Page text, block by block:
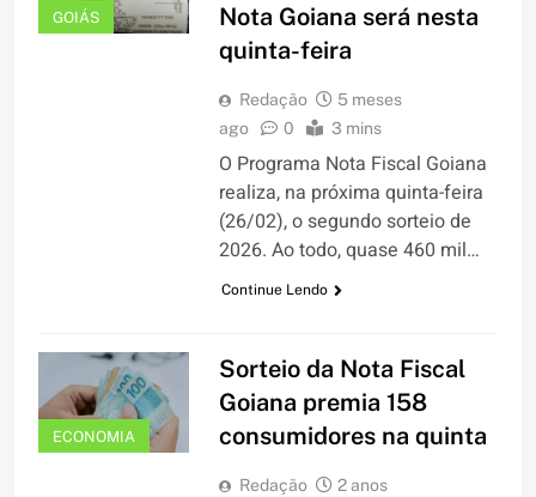
GOIÁS
Nota Goiana será nesta
quinta-feira
Redação
5 meses
ago
0 3 mins
O Programa Nota Fiscal Goiana
realiza, na próxima quinta-feira
(26/02), o segundo sorteio de
2026. Ao todo, quase 460 mil…
Continue Lendo
ECONOMIA
Sorteio da Nota Fiscal
Goiana premia 158
consumidores na quinta
Redação
2 anos